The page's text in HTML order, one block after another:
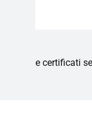
e certificati